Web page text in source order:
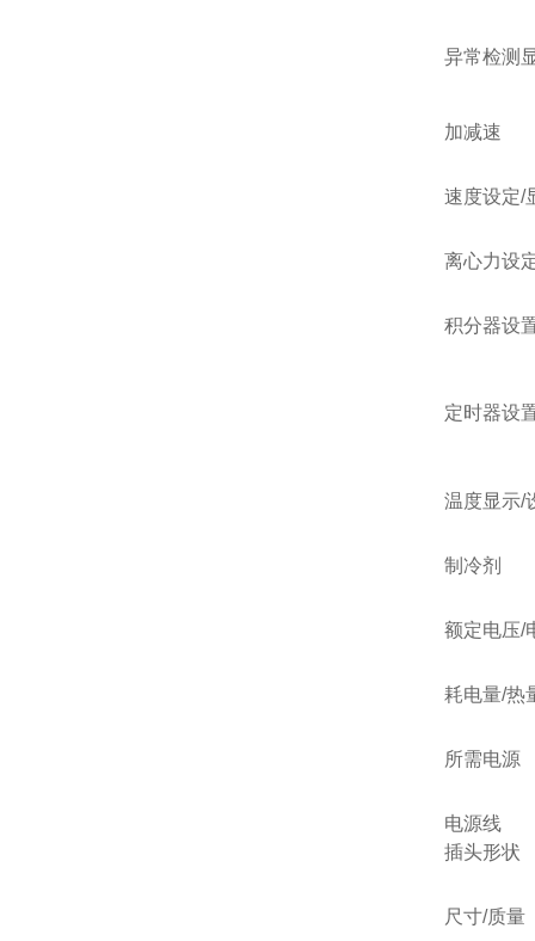
异常检测
加减速
速度设定/
离心力设
积分器设
定时器设
温度显示/
制冷剂
额定电压/
耗电量/热
所需电源
电源线
插头形状
尺寸/质量